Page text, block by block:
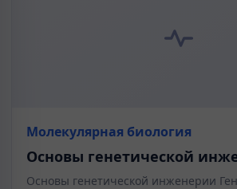
Молекулярная биология
Основы генетической
Основы генетической инженерии